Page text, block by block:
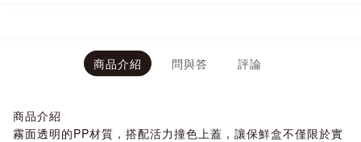
商品介紹 問與答 評論
商品介紹
霧面透明的PP材質，搭配活力撞色上蓋，讓保鮮盒不僅限於實